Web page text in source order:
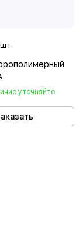
уточняйте